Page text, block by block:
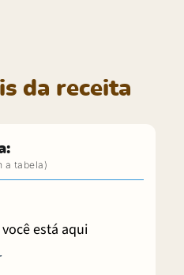
da receita
está aqui